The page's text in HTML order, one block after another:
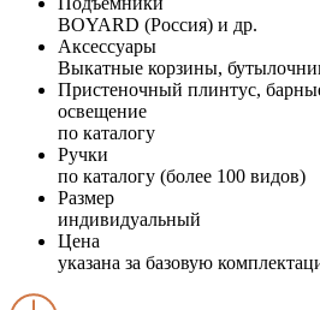
BOYARD (Россия) и др.
Аксессуары
Выкатные корзины,
Пристеночный плинтус,
освещение
по каталогу
Ручки
по каталогу (более 100 видов)
Размер
индивидуальный
Цена
указана за базовую